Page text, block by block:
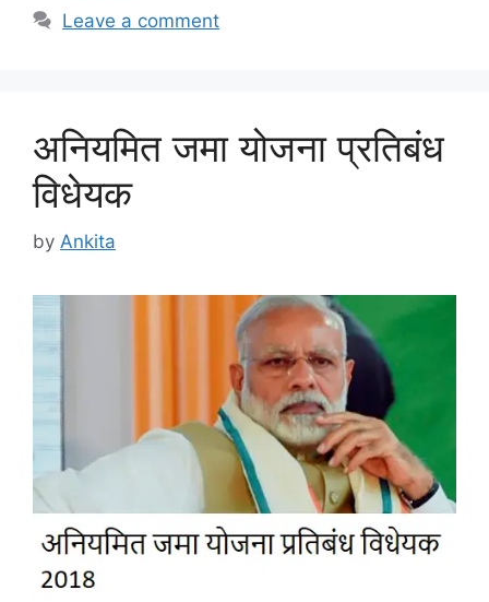
Leave a comment
अनियमित जमा योजना प्रतिबंध
विधेयक
by Ankita